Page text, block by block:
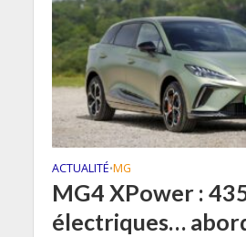
ACTUALITÉ•MG
MG4 XPower :
électriques…